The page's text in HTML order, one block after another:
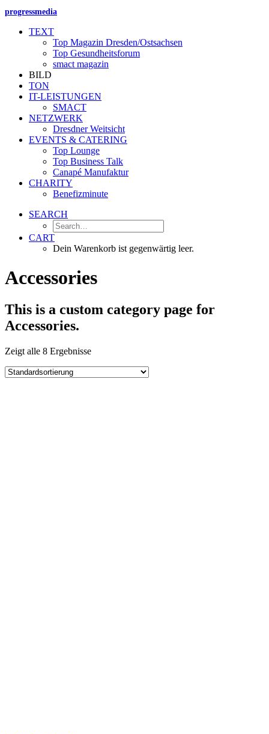
progressmedia
TEXT
Top Magazin Dresden/Ostsachsen
Top Gesundheitsforum
smact magazin
BILD
TON
IT-LEISTUNGEN
SMACT
NETZWERK
Dresdner Weitsicht
EVENTS & CATERING
Top Lounge
Top Business Talk
Canapé Manufaktur
CHARITY
Benefizminute
SEARCH
CART
Dein Warenkorb ist gegenwärtig leer.
Accessories
This is a custom category page for
Accessories.
Zeigt alle 8 Ergebnisse